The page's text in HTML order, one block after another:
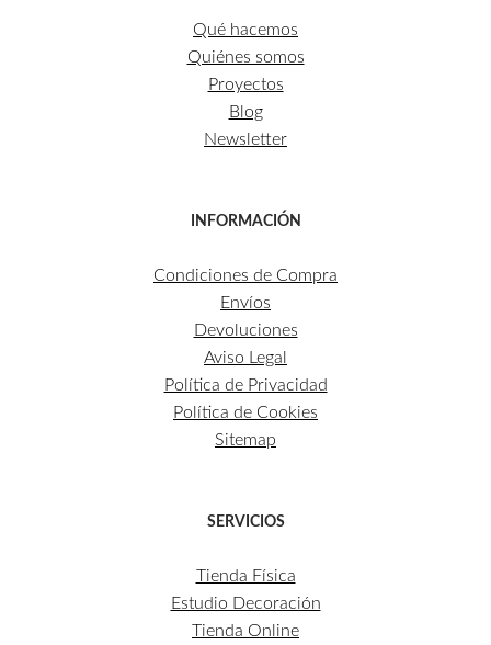
Qué hacemos
Quiénes somos
Proyectos
Blog
Newsletter
INFORMACIÓN
Condiciones de Compra
Envíos
Devoluciones
Aviso Legal
Política de Privacidad
Política de Cookies
Sitemap
SERVICIOS
Tienda Física
Estudio Decoración
Tienda Online